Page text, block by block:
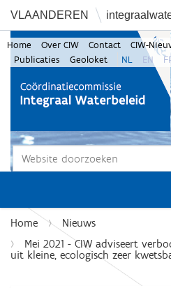
VLAANDEREN
Zoek
Home Over CIW Contact CIW-
Publicaties
Geoloket NL EN
Home
Nieuws
Mei 2021 - CIW adviseert
uit kleine, ecologisch zeer